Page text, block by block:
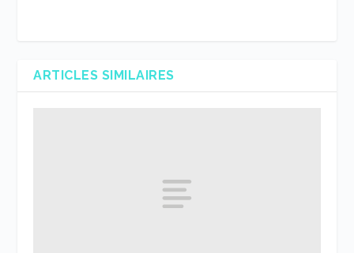
ARTICLES SIMILAIRES